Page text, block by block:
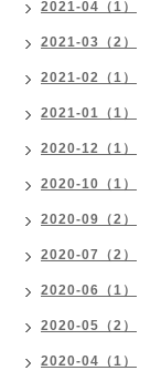
2021-04（1）
2021-03（2）
2021-02（1）
2021-01（1）
2020-12（1）
2020-10（1）
2020-09（2）
2020-07（2）
2020-06（1）
2020-05（2）
2020-04（1）